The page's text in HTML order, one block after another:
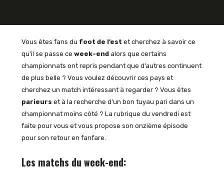
Vous êtes fans du foot de l’est et cherchez à savoir ce
qu’il se passe ce week-end alors que certains
championnats ont repris pendant que d’autres continuent
de plus belle ? Vous voulez découvrir ces pays et
cherchez un match intéressant à regarder ? Vous êtes
parieurs et à la recherche d’un bon tuyau pari dans un
championnat moins côté ? La rubrique du vendredi est
faite pour vous et vous propose son onzième épisode
pour son retour en fanfare.
Les matchs du week-end: